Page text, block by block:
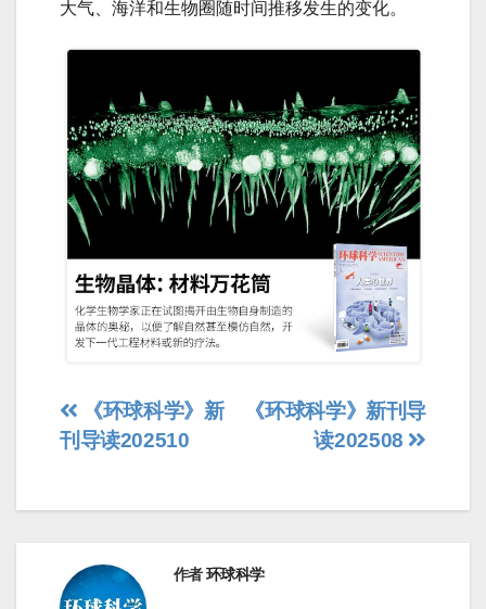
大气、海洋和生物圈随时间推移发生的变化。
文
章
导
《环球科学》新刊导
读202508
《环球科学》新
刊导读202510
作者环球科学